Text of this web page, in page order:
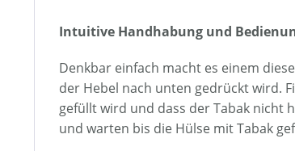
Intuitive Handhabung und
Denkbar einfach macht es einem
der Hebel nach unten gedrückt wird.
gefüllt wird und dass der Tabak nicht
und warten bis die Hülse mit Tabak